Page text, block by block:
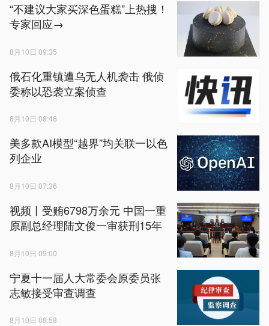
“不建议大家买深色蛋糕”上热搜！
专家回应→
8月10日 09:35
俄石化重镇遭乌无人机袭击 俄侦
委称以恐袭立案侦查
8月10日 08:48
美多款AI模型“越界”均关联一以色
列企业
8月10日 07:36
视频丨受贿6798万余元 中国一重
原副总经理陆文俊一审获刑15年
8月10日 09:00
宁夏十一届人大常委会原委员张
志敏接受审查调查
8月10日 08:58